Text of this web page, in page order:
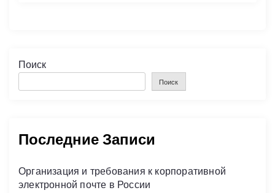
Поиск
Поиск
Последние Записи
Организация и требования к корпоративной
электронной почте в России